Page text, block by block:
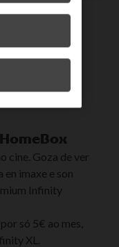
cine. Goza de ver
imaxe e son
Infinity
só 5€ ao mes,
XL.